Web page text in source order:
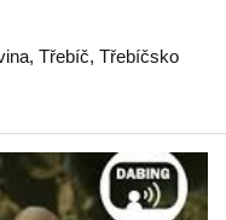
, Třebíč, Třebíčsko